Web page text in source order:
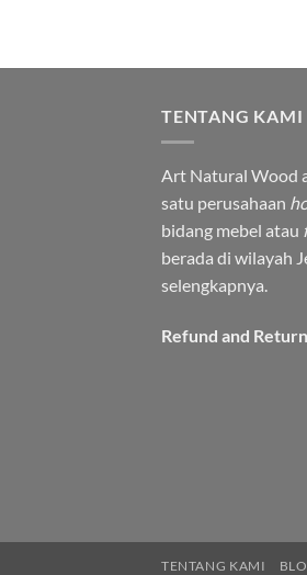
TENTANG KAMI
Art Natural Wood
satu perusahaan
bidang mebel atau
berada di wilayah
selengkapnya.
Refund and
TENTANG KAMI